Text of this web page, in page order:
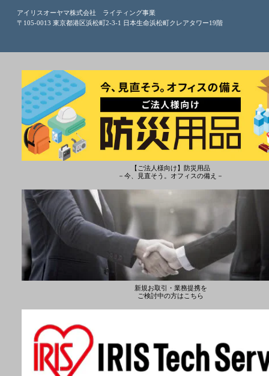
アイリスオーヤマ株式会社 ライティング事業
〒105-0013 東京都港区浜松町2-3-1 日本生命浜松町クレアタワー19階
【ご法人様向け】防災用品
－今、見直そう。オフィスの備え－
新規お取引・業務提携を
ご検討中の方はこちら